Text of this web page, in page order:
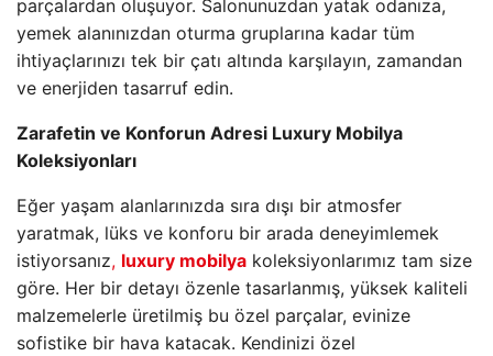
parçalardan oluşuyor. Salonunuzdan yatak odanıza,
yemek alanınızdan oturma gruplarına kadar tüm
ihtiyaçlarınızı tek bir çatı altında karşılayın, zamandan
ve enerjiden tasarruf edin.
Zarafetin ve Konforun Adresi Luxury Mobilya
Koleksiyonları
Eğer yaşam alanlarınızda sıra dışı bir atmosfer
yaratmak, lüks ve konforu bir arada deneyimlemek
istiyorsanız, luxury mobilya koleksiyonlarımız tam size
göre. Her bir detayı özenle tasarlanmış, yüksek kaliteli
malzemelerle üretilmiş bu özel parçalar, evinize
sofistike bir hava katacak. Kendinizi özel